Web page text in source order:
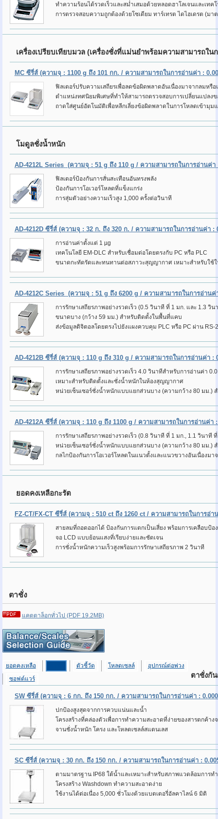
ทำความร้อนได้รวดเร็วและสม่ำเสมอด้วยหลอดฮาโลเจนและเทค
การตรวจสอบความถูกต้องด้วยโซเดียม ทาร์เทรต ไดไฮเดรต (มา
เครื่องเปรียบเทียบมวล (เครื่องชั่งที่แม่นยำพร้อมความสามารถใน
MC ซีรี่ส์(ความจุ : 1100 g ถึง 101 กก. / ความสามารถในการอ่านค่า :
ฟิลเตอร์ปรับความเสถียรเพื่อลดข้อผิดพลาดอันเนื่องมาจากลมหรือ
ตำแหน่งทศนิยมพิเศษที่ทำให้สามารถตรวจสอบการเปลี่ยนแปล
ถาดใส่ศูนย์อัตโนมัติเพื่อหลีกเลี่ยงข้อผิดพลาดในการโหลดเข้ามุ
โมดูลชั่งน้ำหนัก
AD-4212L Series (ความจุ : 51 g ถึง 110 g / ความสามารถในการอ่านค่า
ฟิลเตอร์ป้องกันการสั่นสะเทือนอันทรงพลัง
ป้องกันการโอเวอร์โหลดที่แข็งแกร่ง
การสุ่มตัวอย่างความเร็วสูง 1,000 ครั้งต่อวินาที
AD-4212D ซีรี่ส์(ความจุ : 32 ก. ถึง 320 ก. / ความสามารถในการอ่านค่า :
การอ่านค่าตั้งแต่ 1 µg
เทคโนโลยี EM-DLC สำหรับเชื่อมต่อโดยตรงกับ PC หรือ PLC
ขนาดกะทัดรัดและทนทานต่อสภาวะสุญญากาศ เหมาะสำหรับใช้ใ
AD-4212C Series (ความจุ : 51 g ถึง 6200 g / ความสามารถในการอ่านค่
การรักษาเสถียรภาพอย่างรวดเร็ว (0.5 วินาที ที่ 1 มก. และ 1.3 วิน
ขนาดบาง (กว้าง 59 มม.) สำหรับติดตั้งในพื้นที่แคบ
ส่งข้อมูลดิจิตอลโดยตรงไปยังแผงควบคุม PLC หรือ PC ผ่าน RS-
AD-4212B ซีรี่ส์(ความจุ : 110 g ถึง 310 g / ความสามารถในการอ่านค่า :
การรักษาเสถียรภาพอย่างรวดเร็ว 4.0 วินาทีสำหรับการอ่านค่า
เหมาะสำหรับติดตั้งและชั่งน้ำหนักในห้องสุญญากาศ
หน่วยเซ็นเซอร์ชั่งน้ำหนักแบบแยกส่วนบาง (ความกว้าง 80 มม.)
AD-4212A ซีรี่ส์(ความจุ : 110 g ถึง 1100 g / ความสามารถในการอ่านค่า
การรักษาเสถียรภาพอย่างรวดเร็ว (0.8 วินาที ที่ 1 มก., 1.1 วินาที
หน่วยเซ็นเซอร์ชั่งน้ำหนักแบบแยกส่วนบาง (ความกว้าง 80 มม.)
กลไกป้องกันการโอเวอร์โหลดในแนวตั้งและแนวขวางอันเนื่องม
ยอดคงเหลือกะรัต
FZ-CT/FX-CT ซีรี่ส์(ความจุ : 510 ct ถึง 1260 ct / ความสามารถในการอ่า
สายลมที่ถอดออกได้ ป้องกันการแตกเป็นเสี่ยง พร้อมการเคลือบป้
จอ LCD แบบย้อนแสงที่เรียบง่ายและชัดเจน
การชั่งน้ำหนักความเร็วสูงพร้อมการรักษาเสถียรภาพ 2 วินาที
ตาชั่ง
แคตตาล็อกทั่วไป (PDF 19.2MB)
ยอดคงเหลือ ตัวชี้วัด โหลดเซลล์
อุปกรณ์ต่อพ่วง
ซอฟต์แวร์
ตาชั่งกั
SW ซีรี่ส์(ความจุ : 6 กก. ถึง 150 กก. / ความสามารถในการอ่านค่า :
ปกป้องสูงสุดจากการควบแน่นและน้ำ
โครงสร้างที่คล่องตัวเพื่อการทำความสะอาดที่ง่ายของสารตกค้าง
จานชั่งน้ำหนัก โครง และโหลดเซลล์สแตนเลส
SC ซีรี่ส์(ความจุ : 30 กก. ถึง 150 กก. / ความสามารถในการอ่านค่า :
ตามมาตรฐาน IP68 ใต้น้ำและเหมาะสำหรับสภาพแวดล้อมการท
โครงสร้าง Washdown ทำความสะอาดง่าย
ใช้งานได้ต่อเนื่อง 5,000 ชั่วโมงด้วยแบตเตอรี่อัลคาไลน์ 6 มิติ